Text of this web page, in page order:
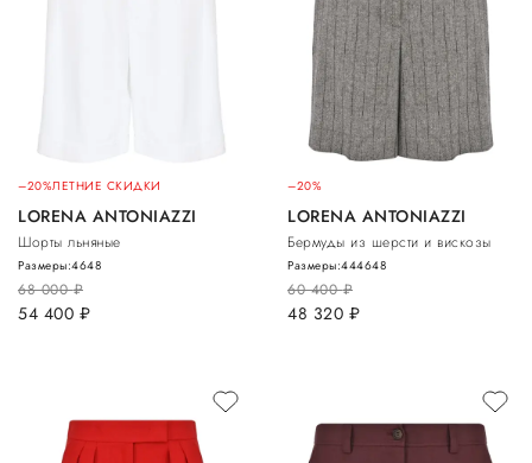
–20%ЛЕТНИЕ СКИДКИ
LORENA ANTONIAZZI
Шорты льняные
68 000руб.
54 400 руб.
Размеры:4648
–20%
LORENA ANTONIAZZI
Бермуды из шерсти и вискозы
60 400руб.
48 320 руб.
Размеры:444648